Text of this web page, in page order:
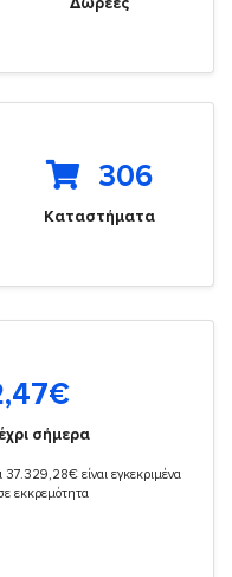
306
Καταστήματα
€
σήμερα
είναι εγκεκριμένα
εκκρεμότητα